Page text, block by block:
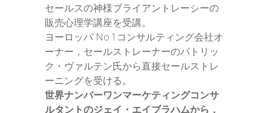
セールスの神様ブライアントレーシーの
販売心理学講座を受講。
ヨーロッパ No.1コンサルティング会社オ
ーナー，セールストレーナーのパトリッ
ク・ヴァルテン氏から直接セールストレ
ーニングを受ける。
世界ナンバーワンマーケティングコンサ
ルタントのジェイ・エイブラハムから，